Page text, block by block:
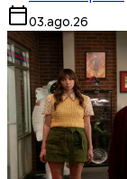
03.ago.26